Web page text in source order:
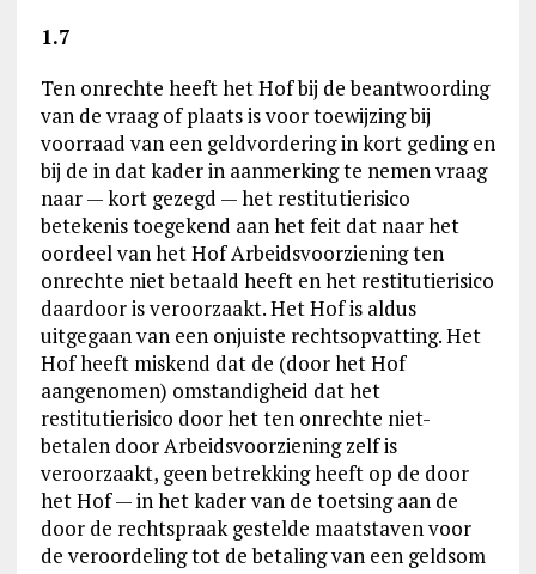
1.7
Ten onrechte heeft het Hof bij de beantwoording
van de vraag of plaats is voor toewijzing bij
voorraad van een geldvordering in kort geding en
bij de in dat kader in aanmerking te nemen vraag
naar — kort gezegd — het restitutierisico
betekenis toegekend aan het feit dat naar het
oordeel van het Hof Arbeidsvoorziening ten
onrechte niet betaald heeft en het restitutierisico
daardoor is veroorzaakt. Het Hof is aldus
uitgegaan van een onjuiste rechtsopvatting. Het
Hof heeft miskend dat de (door het Hof
aangenomen) omstandigheid dat het
restitutierisico door het ten onrechte niet-
betalen door Arbeidsvoorziening zelf is
veroorzaakt, geen betrekking heeft op de door
het Hof — in het kader van de toetsing aan de
door de rechtspraak gestelde maatstaven voor
de veroordeling tot de betaling van een geldsom